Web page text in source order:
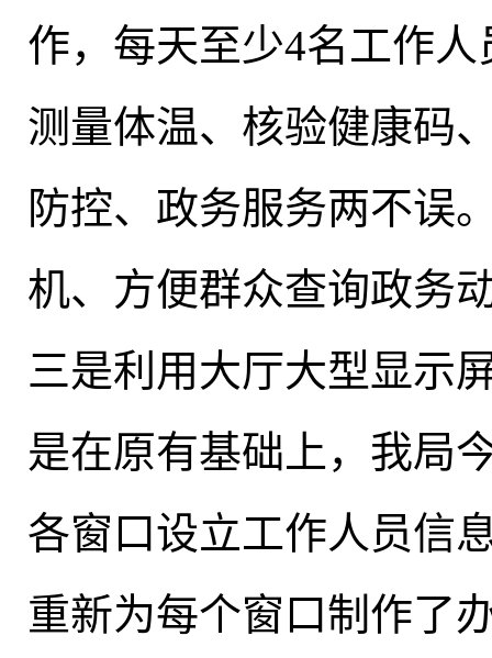
作， 每天至少4名工作
测量体温、核验健康码
防控、政务服务两不误
机、方便群众查询政务
三是利用大厅大型显示
是在原有基础上，我局
各窗口设立工作人员信
重新为每个窗口制作了